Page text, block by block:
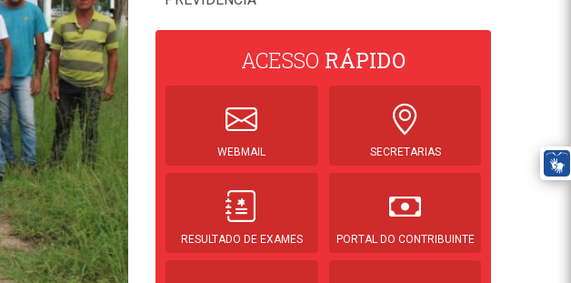
ACESSO RÁPIDO
WEBMAIL SECRETARIAS
RESULTADO DE EXAMES PORTAL DO CONTRIBUINTE